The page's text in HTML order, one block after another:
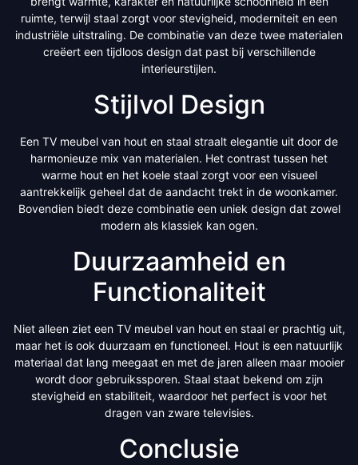
ruimte, terwijl staal zorgt voor stevigheid, moderniteit en een
industriële uitstraling. De combinatie van deze twee materialen
creëert een tijdloos design dat past bij verschillende
interieurstijlen.
Stijlvol Design
Een TV meubel van hout en staal straalt elegantie uit door de
harmonieuze mix van materialen. Het contrast tussen het
warme hout en het koele staal zorgt voor een visueel
aantrekkelijk geheel dat de aandacht trekt in de woonkamer.
Bovendien biedt deze combinatie een uniek design dat zowel
modern als klassiek kan ogen.
Duurzaamheid en
Functionaliteit
Niet alleen ziet een TV meubel van hout en staal er prachtig uit,
maar het is ook duurzaam en functioneel. Hout is een natuurlijk
materiaal dat lang meegaat en met de jaren alleen maar mooier
wordt door gebruikssporen. Staal staat bekend om zijn
stevigheid en stabiliteit, waardoor het perfect is voor het
dragen van zware televisies.
Conclusie